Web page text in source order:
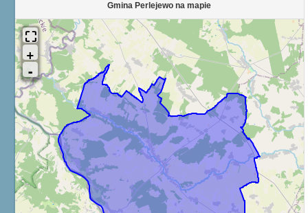
Gmina Perlejewo na mapie